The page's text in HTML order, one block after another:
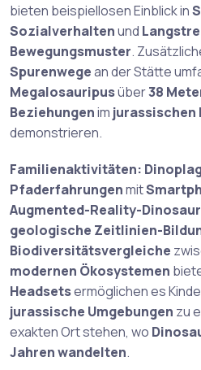
bieten beispiellosen Einblick in
Sozialverhaltenund
Bewegungsmuster.
Spurenwegean der Stätte
Megalosauripusüber38
Beziehungenim jurassischen
demonstrieren.
Familienaktivitäten:
Pfaderfahrungenmit
Augmented-Reality-
geologische Zeitlinien-
Biodiversitätsvergleiche
modernen Ökosystemen
Headsetsermöglichen es
jurassische Umgebungen zu
exakten Ort stehen, wo
Jahren wandelten.